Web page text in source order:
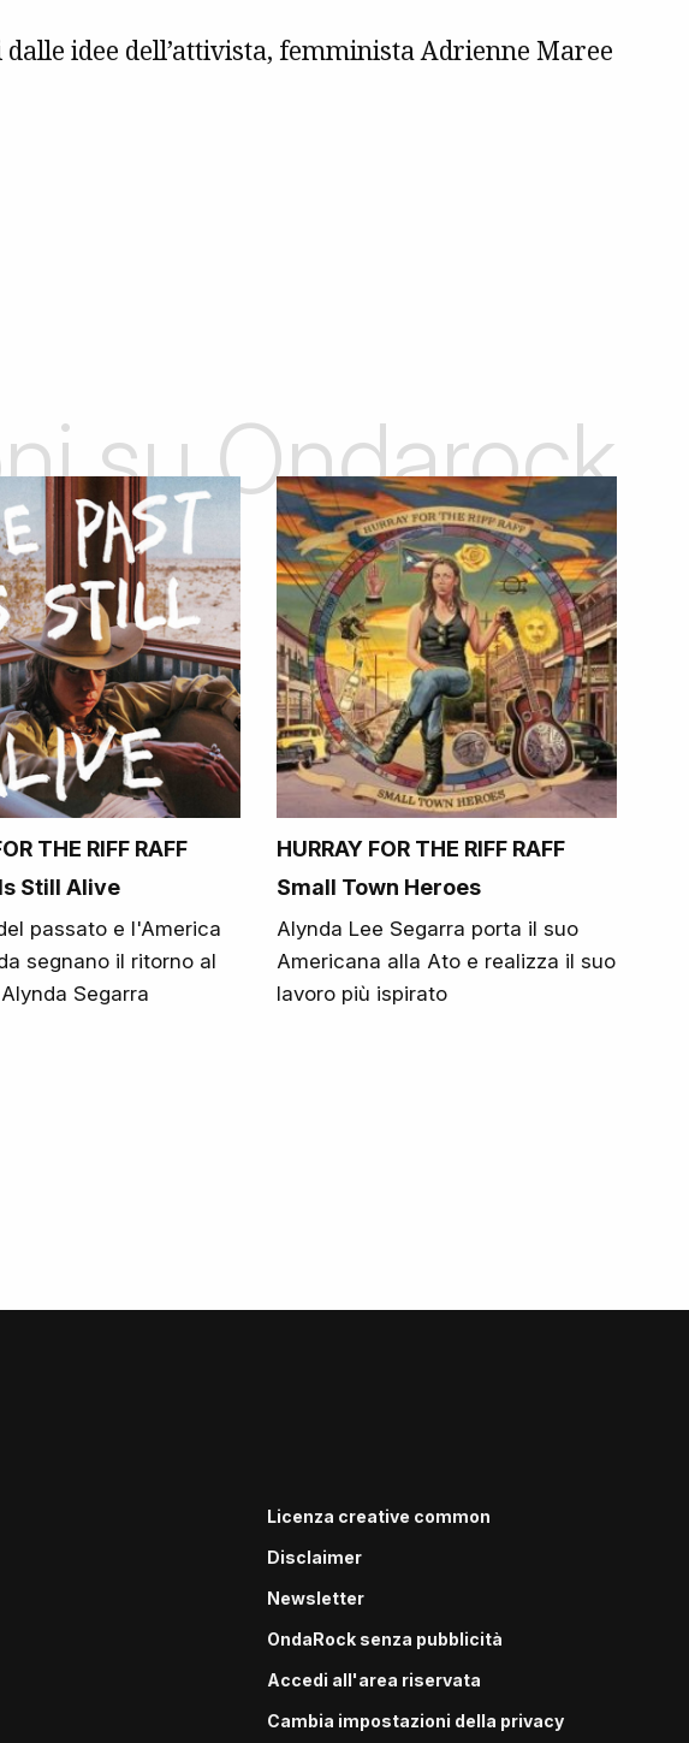
idee dell’attivista, femminista Adrienne Maree
su Ondarock
THE RIFF RAFF
Still Alive
passato e l'America
segnano il ritorno al
Segarra
HURRAY FOR THE RIFF RAFF
Small Town Heroes
Alynda Lee Segarra porta il suo
Americana alla Ato e realizza il suo
lavoro più ispirato
Licenza creative common
Disclaimer
Newsletter
OndaRock senza pubblicità
Accedi all'area riservata
Cambia impostazioni della privacy